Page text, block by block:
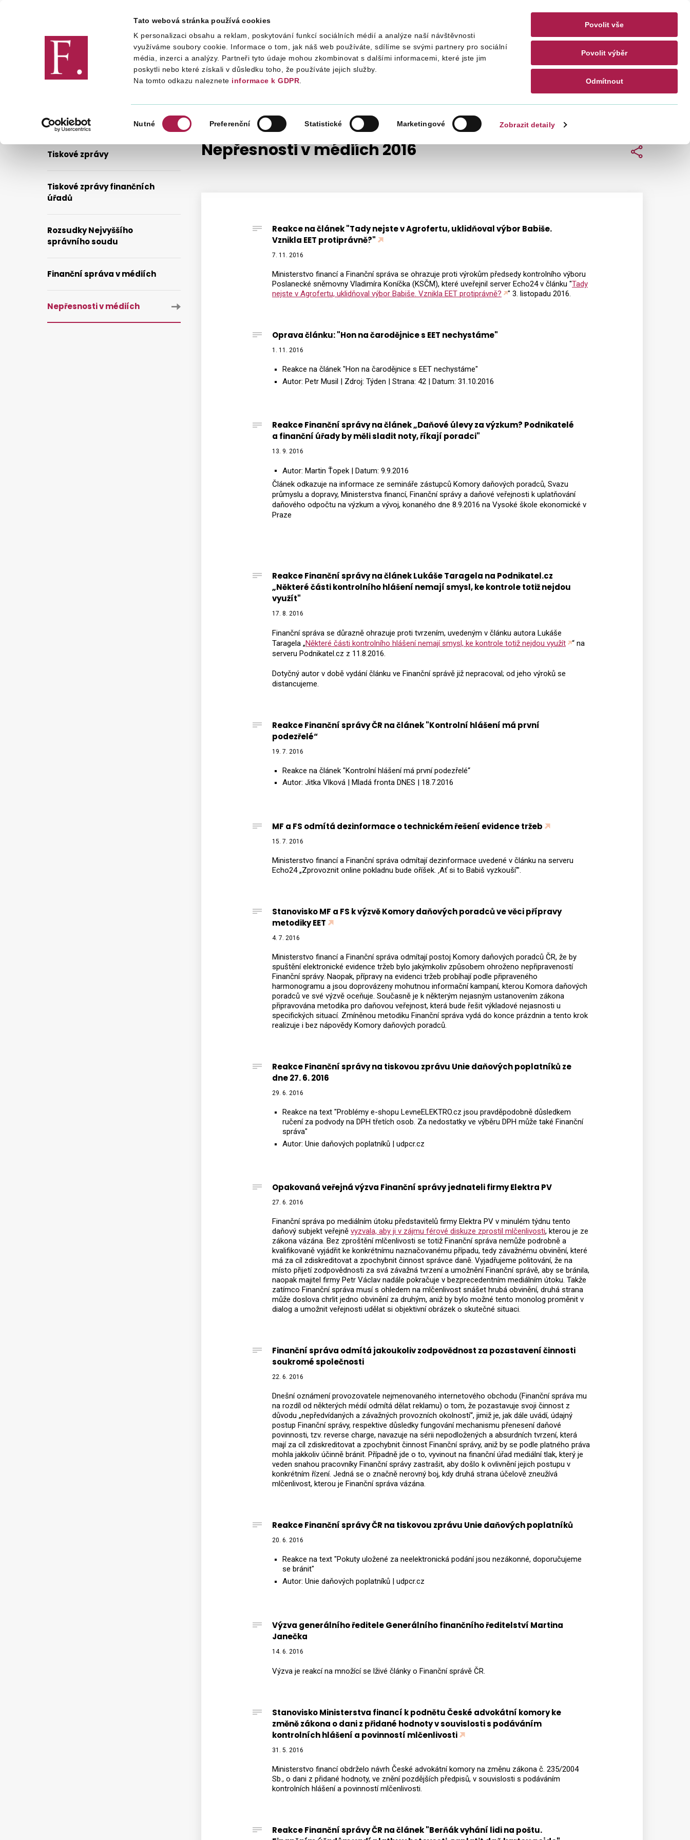
Tato webová stránka používá cookies
K personalizaci obsahu a reklam, poskytování funkcí sociálních médií a analýze naší návštěvnosti
využíváme soubory cookie. Informace o tom, jak náš web používáte, sdílíme se svými partnery pro sociální
média, inzerci a analýzy. Partneři tyto údaje mohou zkombinovat s dalšími informacemi, které jste jim
poskytli nebo které získali v důsledku toho, že používáte jejich služby.
Na tomto odkazu naleznete informace k GDPR.
souhlasu
Nutné Preferenční Statistické Marketingové Zobrazit detaily
Povolit vše
Povolit výběr
Odmítnout
Finanční správa Daně Mezinárodní spolupráce Kontakty CZ EN
Nepřesnosti v médiích 2016 Sdílet
Reakce na článek "Tady nejste v Agrofertu, uklidňoval výbor Babiše.
Vznikla EET protiprávně?"
7. 11. 2016
Ministerstvo financí a Finanční správa se ohrazuje proti výrokům předsedy kontrolního výboru
Poslanecké sněmovny Vladimíra Koníčka (KSČM), které uveřejnil server Echo24 v článku "Tady
nejste v Agrofertu, uklidňoval výbor Babiše. Vznikla EET protiprávně?
" 3. listopadu 2016.
Oprava článku: "Hon na čarodějnice s EET nechystáme"
1. 11. 2016
Reakce na článek "Hon na čarodějnice s EET nechystáme"
Autor: Petr Musil | Zdroj: Týden | Strana: 42 | Datum: 31.10.2016
Reakce Finanční správy na článek „Daňové úlevy za výzkum? Podnikatelé
a finanční úřady by měli sladit noty, říkají poradci"
13. 9. 2016
Autor: Martin Ťopek |
Datum: 9.9.2016
Článek odkazuje na informace ze semináře zástupců Komory daňových poradců, Svazu
průmyslu a dopravy, Ministerstva financí, Finanční správy a daňové veřejnosti k uplatňování
daňového odpočtu na výzkum a vývoj, konaného dne 8.9.2016 na Vysoké škole ekonomické v
Praze
Reakce Finanční správy na článek Lukáše Taragela na Podnikatel.cz
„Některé části kontrolního hlášení nemají smysl, ke kontrole totiž nejdou
využít"
17. 8. 2016
Finanční správa se důrazně ohrazuje proti tvrzením, uvedeným v článku autora Lukáše
Taragela „Některé části kontrolního hlášení nemají smysl, ke kontrole totiž nejdou využít
“ na
serveru Podnikatel.cz z 11.8.2016.
Dotyčný autor v době vydání článku ve Finanční správě již nepracoval; od jeho výroků se
distancujeme.
Reakce Finanční správy ČR na článek "Kontrolní hlášení má první
podezřelé“
19. 7. 2016
Reakce na článek "Kontrolní hlášení má první podezřelé“
Autor: Jitka Vlková | Mladá fronta DNES | 18.7.2016
MF a FS odmítá dezinformace o technickém řešení evidence tržeb
15. 7. 2016
Ministerstvo financí a Finanční správa odmítají dezinformace uvedené v článku na serveru
Echo24 „Zprovoznit online pokladnu bude oříšek. ‚Ať si to Babiš vyzkouší‘".
Stanovisko MF a FS k výzvě Komory daňových poradců ve věci přípravy
metodiky EET
4. 7. 2016
Ministerstvo financí a Finanční správa odmítají postoj Komory daňových poradců ČR, že by
spuštění elektronické evidence tržeb bylo jakýmkoliv způsobem ohroženo nepřipraveností
Finanční správy. Naopak, přípravy na evidenci tržeb probíhají podle připraveného
harmonogramu a jsou doprovázeny mohutnou informační kampaní, kterou Komora daňových
poradců ve své výzvě oceňuje. Současně je k některým nejasným ustanovením zákona
připravována metodika pro daňovou veřejnost, která bude řešit výkladové nejasnosti u
specifických situací. Zmíněnou metodiku Finanční správa vydá do konce prázdnin a tento krok
realizuje i bez nápovědy Komory daňových poradců.
Reakce Finanční správy na tiskovou zprávu Unie daňových poplatníků ze
dne 27. 6. 2016
29. 6. 2016
Reakce na text "Problémy e-shopu LevneELEKTRO.cz jsou pravděpodobně důsledkem
ručení za podvody na DPH třetích osob. Za nedostatky ve výběru DPH může také Finanční
správa"
Autor: Unie daňových poplatníků | udpcr.cz
Opakovaná veřejná výzva Finanční správy jednateli firmy Elektra PV
27. 6. 2016
Finanční správa po mediálním útoku představitelů firmy Elektra PV v minulém týdnu tento
daňový subjekt veřejně vyzvala, aby ji v zájmu férové diskuze zprostil mlčenlivosti, kterou je ze
zákona vázána. Bez zproštění mlčenlivosti se totiž Finanční správa nemůže podrobně a
kvalifikovaně vyjádřit ke konkrétnímu naznačovanému případu, tedy závažnému obvinění, které
má za cíl zdiskreditovat a zpochybnit činnost správce daně. Vyjadřujeme politování, že na
místo přijetí zodpovědnosti za svá závažná tvrzení a umožnění Finanční správě, aby se bránila,
naopak majitel firmy Petr Václav nadále pokračuje v bezprecedentním mediálním útoku. Takže
zatímco Finanční správa musí s ohledem na mlčenlivost snášet hrubá obvinění, druhá strana
může doslova chrlit jedno obvinění za druhým, aniž by bylo možné tento monolog proměnit v
dialog a umožnit veřejnosti udělat si objektivní obrázek o skutečné situaci.
Finanční správa odmítá jakoukoliv zodpovědnost za pozastavení činnosti
soukromé společnosti
22. 6. 2016
Dnešní oznámení provozovatele nejmenovaného internetového obchodu (Finanční správa mu
na rozdíl od některých médií odmítá dělat reklamu) o tom, že pozastavuje svoji činnost z
důvodu „nepředvídaných a závažných provozních okolností“, jimiž je, jak dále uvádí, údajný
postup Finanční správy, respektive důsledky fungování mechanismu přenesení daňové
povinnosti, tzv. reverse charge, navazuje na sérii nepodložených a absurdních tvrzení, která
mají za cíl zdiskreditovat a zpochybnit činnost Finanční správy, aniž by se podle platného práva
mohla jakkoliv účinně bránit. Případně jde o to, vyvinout na finanční úřad mediální tlak, který je
veden snahou pracovníky Finanční správy zastrašit, aby došlo k ovlivnění jejich postupu v
konkrétním řízení. Jedná se o značně nerovný boj, kdy druhá strana účelově zneužívá
mlčenlivost, kterou je Finanční správa vázána.
Reakce Finanční správy ČR na tiskovou zprávu Unie daňových poplatníků
20. 6. 2016
Reakce na text "Pokuty uložené za neelektronická podání jsou nezákonné, doporučujeme
se bránit"
Autor: Unie daňových poplatníků | udpcr.cz
Výzva generálního ředitele Generálního finančního ředitelství Martina
Janečka
14. 6. 2016
Výzva je reakcí na množící se lživé články o Finanční správě ČR.
Stanovisko Ministerstva financí k podnětu České advokátní komory ke
změně zákona o dani z přidané hodnoty v souvislosti s podáváním
kontrolních hlášení a povinností mlčenlivosti
31. 5. 2016
Ministerstvo financí obdrželo návrh České advokátní komory na změnu zákona č. 235/2004
Sb., o dani z přidané hodnoty, ve znění pozdějších předpisů, v souvislosti s podáváním
kontrolních hlášení a povinností mlčenlivosti.
Reakce Finanční správy ČR na článek "Berňák vyhání lidi na poštu.
Tiskové zprávy
Tiskové zprávy finančních
úřadů
Rozsudky Nejvyššího
správního soudu
Finanční správa v médiích
Nepřesnosti v médiích